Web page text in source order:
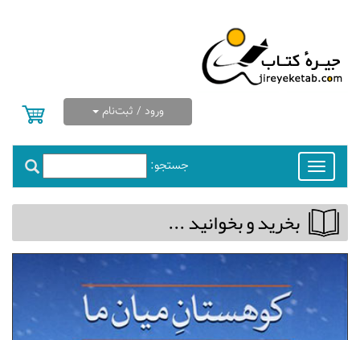
ورود / ثبت‌نام
جستجو:
Toggle
navigation
بخريد و بخوانيد ...